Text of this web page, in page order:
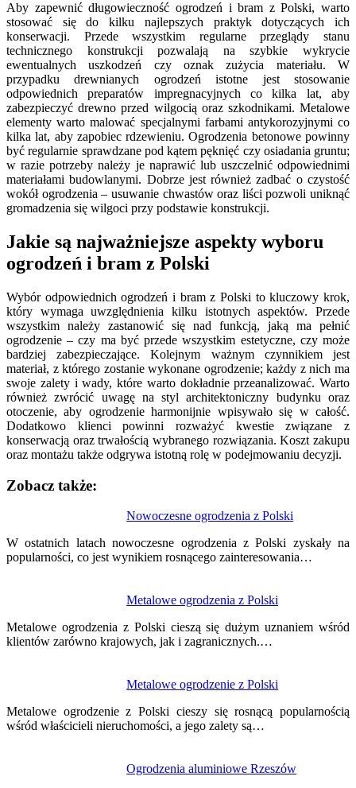
Aby zapewnić długowieczność ogrodzeń i bram z Polski, warto
stosować się do kilku najlepszych praktyk dotyczących ich
konserwacji. Przede wszystkim regularne przeglądy stanu
technicznego konstrukcji pozwalają na szybkie wykrycie
ewentualnych uszkodzeń czy oznak zużycia materiału. W
przypadku drewnianych ogrodzeń istotne jest stosowanie
odpowiednich preparatów impregnacyjnych co kilka lat, aby
zabezpieczyć drewno przed wilgocią oraz szkodnikami. Metalowe
elementy warto malować specjalnymi farbami antykorozyjnymi co
kilka lat, aby zapobiec rdzewieniu. Ogrodzenia betonowe powinny
być regularnie sprawdzane pod kątem pęknięć czy osiadania gruntu;
w razie potrzeby należy je naprawić lub uszczelnić odpowiednimi
materiałami budowlanymi. Dobrze jest również zadbać o czystość
wokół ogrodzenia – usuwanie chwastów oraz liści pozwoli uniknąć
gromadzenia się wilgoci przy podstawie konstrukcji.
Jakie są najważniejsze aspekty wyboru
ogrodzeń i bram z Polski
Wybór odpowiednich ogrodzeń i bram z Polski to kluczowy krok,
który wymaga uwzględnienia kilku istotnych aspektów. Przede
wszystkim należy zastanowić się nad funkcją, jaką ma pełnić
ogrodzenie – czy ma być przede wszystkim estetyczne, czy może
bardziej zabezpieczające. Kolejnym ważnym czynnikiem jest
materiał, z którego zostanie wykonane ogrodzenie; każdy z nich ma
swoje zalety i wady, które warto dokładnie przeanalizować. Warto
również zwrócić uwagę na styl architektoniczny budynku oraz
otoczenie, aby ogrodzenie harmonijnie wpisywało się w całość.
Dodatkowo klienci powinni rozważyć kwestie związane z
konserwacją oraz trwałością wybranego rozwiązania. Koszt zakupu
oraz montażu także odgrywa istotną rolę w podejmowaniu decyzji.
Zobacz także:
Nowoczesne ogrodzenia z Polski
W ostatnich latach nowoczesne ogrodzenia z Polski zyskały na
popularności, co jest wynikiem rosnącego zainteresowania…
Metalowe ogrodzenia z Polski
Metalowe ogrodzenia z Polski cieszą się dużym uznaniem wśród
klientów zarówno krajowych, jak i zagranicznych.…
Metalowe ogrodzenie z Polski
Metalowe ogrodzenie z Polski cieszy się rosnącą popularnością
wśród właścicieli nieruchomości, a jego zalety są…
Ogrodzenia aluminiowe Rzeszów
wpisu